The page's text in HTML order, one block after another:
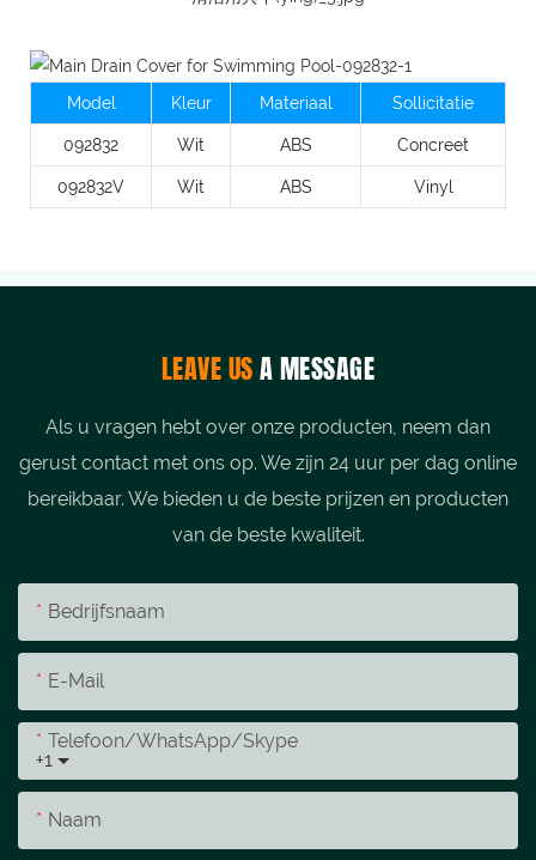
Model Kleur Materiaal Sollicitatie
092832 Wit ABS Concreet
092832V Wit ABS Vinyl
LEAVE USA MESSAGE
Als u vragen hebt over onze producten, neem dan
gerust contact met ons op. We zijn 24 uur per dag online
bereikbaar. We bieden u de beste prijzen en producten
van de beste kwaliteit.
Bedrijfsnaam
E-Mail
+1
Telefoon/WhatsApp/Skype
Naam